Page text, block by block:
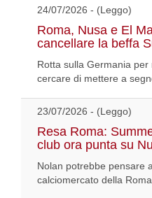
24/07/2026 - (Leggo)
Roma, Nusa e El
cancellare la beffa
Rotta sulla Germania
cercare di mettere a
23/07/2026 - (Leggo)
Resa Roma:
club ora punta su
Nolan potrebbe pensare
calciomercato della